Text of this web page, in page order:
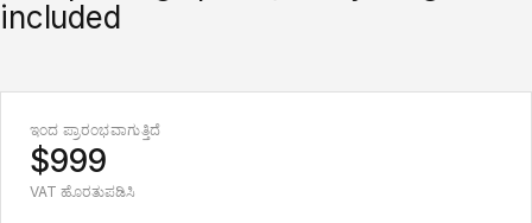
included
ಇಂದ ಪ್ರಾರಂಭವಾಗುತ್ತಿದೆ
$999
VAT ಹೊರತುಪಡಿಸಿ